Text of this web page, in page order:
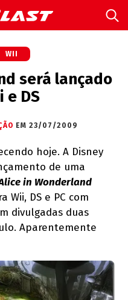
WII
será lançado
e DS
EM 23/07/2009
hoje. A Disney
de uma
in Wonderland
Wii, DS e PC com
divulgadas duas
Aparentemente